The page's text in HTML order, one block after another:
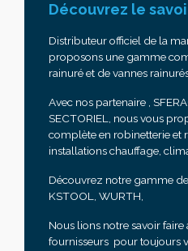
Découvrez le
Distributeur officiel de la
proposons une gamme
rainuré et de vannes
Avec nos partenaire ,
SECTORIEL, nous vous
complète en robinetterie et
installations chauffage,
Découvrez notre gamme
KSTOOL, WURTH,
Nous lions notre savoir faire
fournisseurs pour toujours